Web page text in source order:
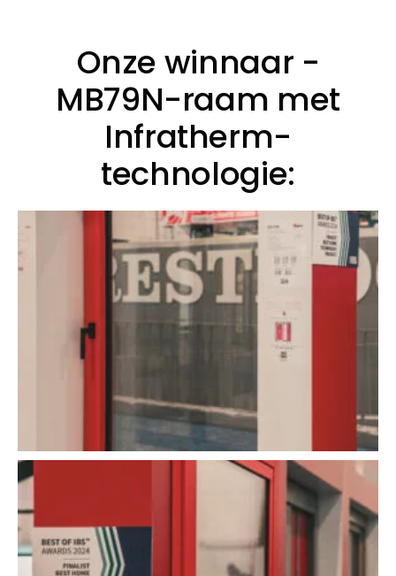
Onze winnaar -
MB79N-raam met
Infratherm-
technologie: